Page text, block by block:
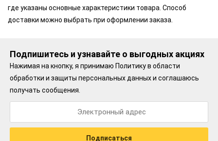
где указаны основные характеристики товара. Способ
доставки можно выбрать при оформлении заказа.
Подпишитесь и узнавайте о выгодных акциях
Нажимая на кнопку, я принимаю Политику в области
обработки и защиты персональных данныхи соглашаюсь
получать сообщения.
Подписаться